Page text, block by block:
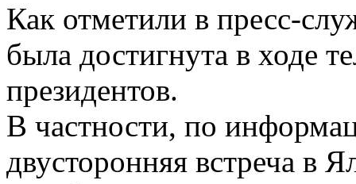
Как отметили в пресс-
была достигнута в ходе
президентов.
В частности, по
двусторонняя встреча в